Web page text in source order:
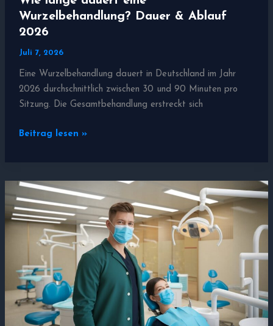
Wurzelbehandlung? Dauer & Ablauf
2026
Juli 7, 2026
Eine Wurzelbehandlung dauert in Deutschland im Jahr
2026 durchschnittlich zwischen 30 und 90 Minuten pro
Sitzung. Die Gesamtbehandlung erstreckt sich
Wie
eine
Wurzelbehandlung?
Dauer
&
Ablauf
Beitrag lesen »